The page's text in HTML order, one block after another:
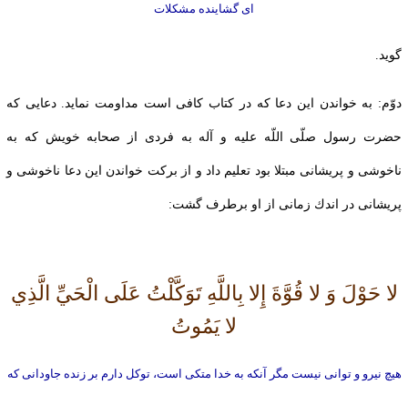
اى گشاينده مشكلات
گويد.
دوّم: به خواندن اين دعا كه در كتاب كافى است مداومت نمايد. دعايى كه
حضرت رسول صلّى اللّه عليه و آله به فردى از صحابه خويش كه به
ناخوشى و پريشانى مبتلا بود تعليم داد و از بركت خواندن اين‏ دعا ناخوشى و
پريشانى در اندك زمانى از او برطرف گشت:
لا حَوْلَ وَ لا قُوَّةَ إِلا بِاللَّهِ تَوَكَّلْتُ عَلَى الْحَيِّ الَّذِي
لا يَمُوتُ
هيچ نيرو و توانى نيست مگر آنكه به خدا متكى است، توكل دارم بر زنده جاودانى كه